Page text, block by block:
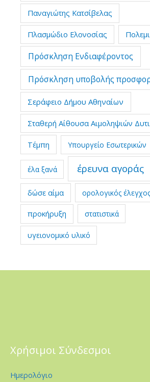
Παναγιώτης Κατσίβελας
Πλασμώδιο Ελονοσίας
Πρόσκληση Ενδιαφέροντος
Πρόσκληση υποβολής
Σεράφειο Δήμου Αθηναίων
Σταθερή Αίθουσα Αιμοληψιών
Τέμπη Υπουργείο Εσωτερικών
έλα ξανά έρευνα αγοράς
δώσε αίμα ορολογικός έλεγχος
προκήρυξη στατιστικά
υγειονομικό υλικό
Χρήσιμοι Σύνδεσμοι
Ημερολόγιο